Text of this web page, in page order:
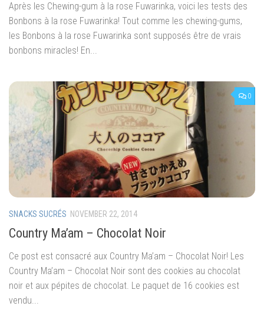
Après les Chewing-gum à la rose Fuwarinka, voici les tests des
Bonbons à la rose Fuwarinka! Tout comme les chewing-gums,
les Bonbons à la rose Fuwarinka sont supposés être de vrais
bonbons miracles! En...
0
SNACKS SUCRÉS NOVEMBER 22, 2014
Country Ma’am – Chocolat Noir
Ce post est consacré aux Country Ma’am – Chocolat Noir! Les
Country Ma’am – Chocolat Noir sont des cookies au chocolat
noir et aux pépites de chocolat. Le paquet de 16 cookies est
vendu...